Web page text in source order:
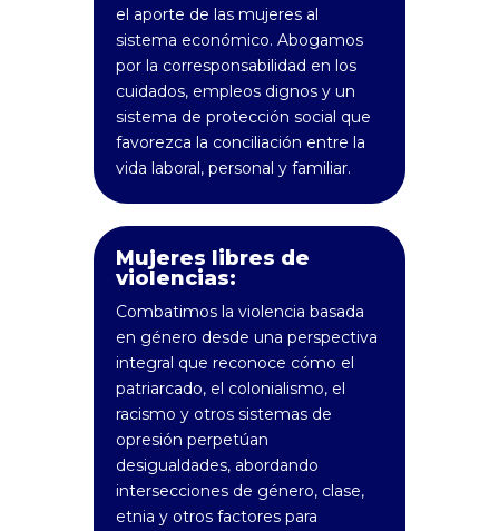
el aporte de las mujeres al
sistema económico. Abogamos
por la corresponsabilidad en los
cuidados, empleos dignos y un
sistema de protección social que
favorezca la conciliación entre la
vida laboral, personal y familiar.
Mujeres libres de
violencias:
Combatimos la violencia basada
en género desde una perspectiva
integral que reconoce cómo el
patriarcado, el colonialismo, el
racismo y otros sistemas de
opresión perpetúan
desigualdades, abordando
intersecciones de género, clase,
etnia y otros factores para